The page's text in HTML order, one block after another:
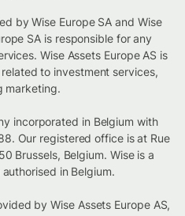
by Wise Europe SA and Wise
SA is responsible for any
Wise Assets Europe AS is
to investment services,
marketing.
incorporated in Belgium with
Our registered office is at Rue
Brussels, Belgium. Wise is a
in Belgium.
by Wise Assets Europe AS,